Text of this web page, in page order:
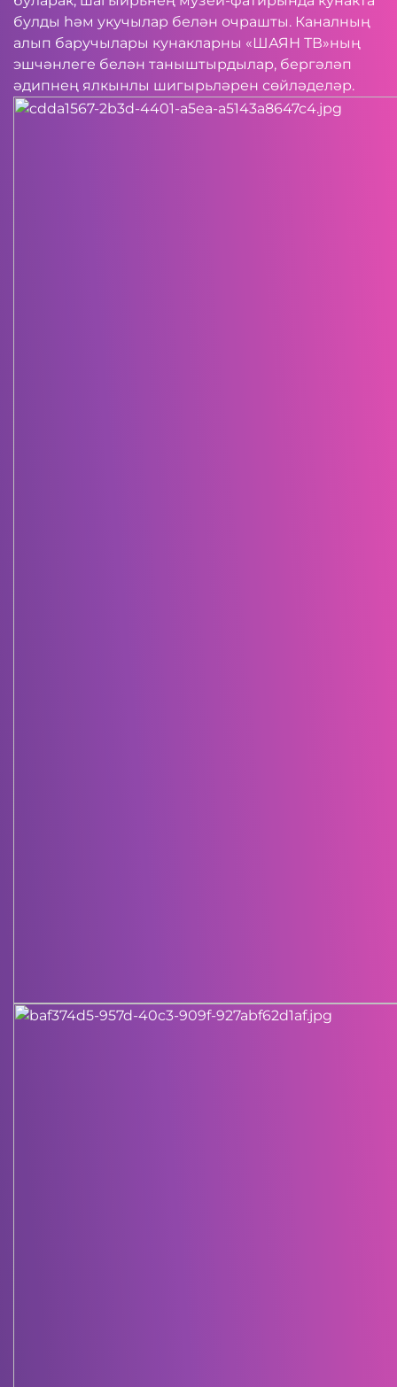
булды һәм укучылар белән очрашты. Каналның
алып баручылары кунакларны «ШАЯН ТВ»ның
эшчәнлеге белән таныштырдылар, бергәләп
әдипнең ялкынлы шигырьләрен сөйләделәр.